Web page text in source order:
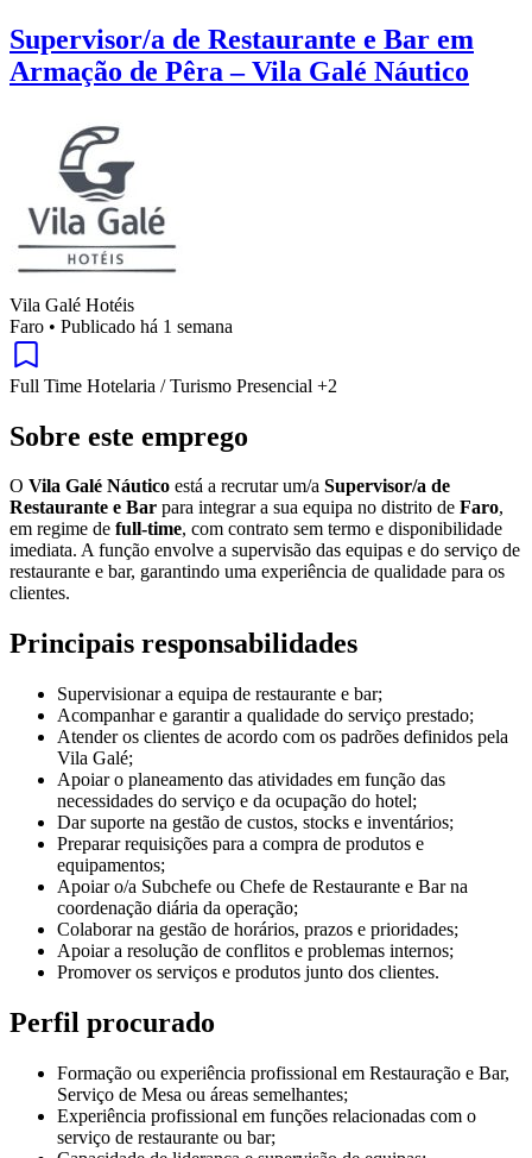
Supervisor/a de Restaurante e Bar em
Armação de Pêra – Vila Galé Náutico
Vila Galé Hotéis
Faro • Publicado há 1 semana
Full Time Hotelaria / Turismo Presencial +2
Sobre este emprego
O Vila Galé Náutico está a recrutar um/a Supervisor/a de
Restaurante e Bar para integrar a sua equipa no distrito de Faro,
em regime de full-time, com contrato sem termo e disponibilidade
imediata. A função envolve a supervisão das equipas e do serviço de
restaurante e bar, garantindo uma experiência de qualidade para os
clientes.
Principais responsabilidades
Supervisionar a equipa de restaurante e bar;
Acompanhar e garantir a qualidade do serviço prestado;
Atender os clientes de acordo com os padrões definidos pela
Vila Galé;
Apoiar o planeamento das atividades em função das
necessidades do serviço e da ocupação do hotel;
Dar suporte na gestão de custos, stocks e inventários;
Preparar requisições para a compra de produtos e
equipamentos;
Apoiar o/a Subchefe ou Chefe de Restaurante e Bar na
coordenação diária da operação;
Colaborar na gestão de horários, prazos e prioridades;
Apoiar a resolução de conflitos e problemas internos;
Promover os serviços e produtos junto dos clientes.
Perfil procurado
Formação ou experiência profissional em Restauração e Bar,
Serviço de Mesa ou áreas semelhantes;
Experiência profissional em funções relacionadas com o
serviço de restaurante ou bar;